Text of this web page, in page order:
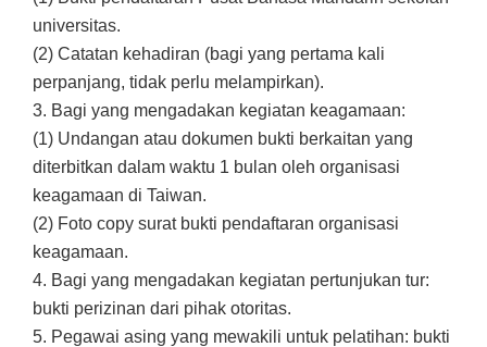
universitas.
(2) Catatan kehadiran (bagi yang pertama kali
perpanjang, tidak perlu melampirkan).
3. Bagi yang mengadakan kegiatan keagamaan:
(1) Undangan atau dokumen bukti berkaitan yang
diterbitkan dalam waktu 1 bulan oleh organisasi
keagamaan di Taiwan.
(2) Foto copy surat bukti pendaftaran organisasi
keagamaan.
4. Bagi yang mengadakan kegiatan pertunjukan tur:
bukti perizinan dari pihak otoritas.
5. Pegawai asing yang mewakili untuk pelatihan: bukti